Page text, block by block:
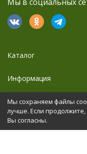
Каталог
Информация
Дополнительно
Политика
Мы сохраняем файлы
лучше. Если
Вы согласны.